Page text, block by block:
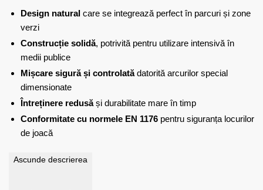
Design natural care se integrează perfect în parcuri și zone
verzi
Construcție solidă, potrivită pentru utilizare intensivă în
medii publice
Mișcare sigură și controlatădatorită arcurilor special
dimensionate
Întreținere redusăși durabilitate mare în timp
Conformitate cu normele EN 1176 pentru siguranța locurilor
de joacă
Ascunde descrierea